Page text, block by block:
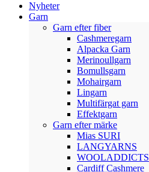
Nyheter
Garn
Garn efter fiber
Cashmeregarn
Alpacka Garn
Merinoullgarn
Bomullsgarn
Mohairgarn
Lingarn
Multifärgat garn
Effektgarn
Garn efter märke
Mias SURI
LANGYARNS
WOOLADDICTS
Cardiff Cashmere